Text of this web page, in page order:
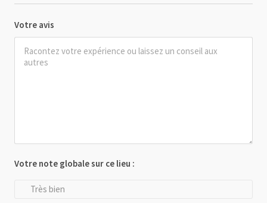
Votre avis
Votre note globale sur ce lieu :
Très bien